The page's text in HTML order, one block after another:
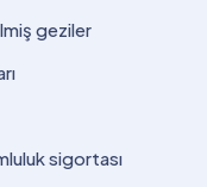
geziler
sigortası